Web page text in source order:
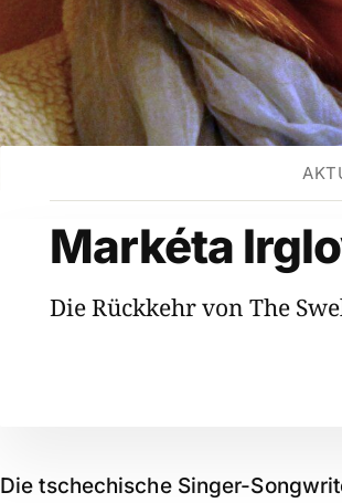
Markéta
Die Rückkehr von The
Die tschechische Singer-